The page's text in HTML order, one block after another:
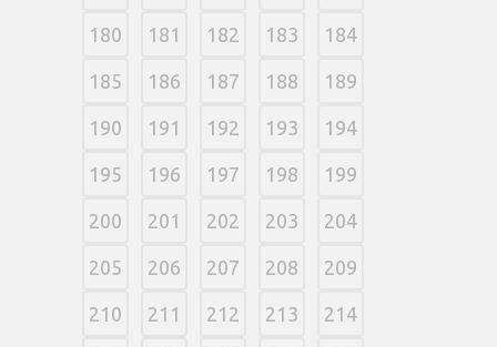
180 181 182 183 184
185 186 187 188 189
190 191 192 193 194
195 196 197 198 199
200 201 202 203 204
205 206 207 208 209
210 211 212 213 214